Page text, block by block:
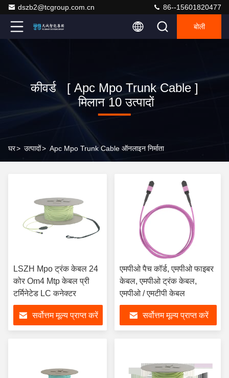
dszb2@tcgroup.com.cn 86--15601820477
बोली
कीवर्ड [ Apc Mpo Trunk Cable ]
मिलान 10 उत्पादों
घर> उत्पादों> Apc Mpo Trunk Cable ऑनलाइन निर्माता
LSZH Mpo ट्रंक केबल 24
कोर Om4 Mtp केबल प्री
टर्मिनेटेड LC कनेक्टर
सर्वोत्तम मूल्य प्राप्त करें
एमपीओ पैच कॉर्ड, एमपीओ फाइबर
केबल, एमपीओ ट्रंक केबल,
एमपीओ / एमटीपी केबल
सर्वोत्तम मूल्य प्राप्त करें